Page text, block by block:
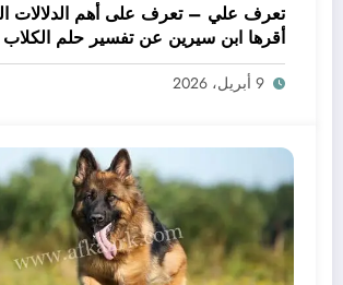
تعرف علي – تعرف على أهم الدلالات
أقرها ابن سيرين عن تفسير حلم الكلاب
لحم – بالتفصيل
9 أبريل، 2026